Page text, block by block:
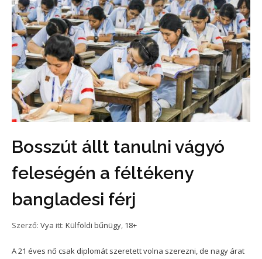
Bosszút állt tanulni vágyó
feleségén a féltékeny
bangladesi férj
Szerző: Vya itt: Külföldi bűnügy, 18+
A 21 éves nő csak diplomát szeretett volna szerezni, de nagy árat